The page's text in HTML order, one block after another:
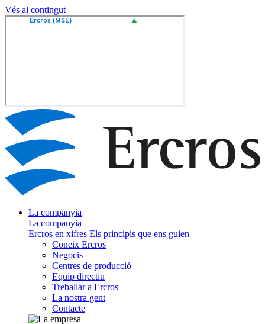
Vés al contingut
La companyia
La companyia
Ercros en xifres Els principis que ens guien
Coneix Ercros
Negocis
Centres de producció
Equip directiu
Treballar a Ercros
La nostra gent
Contacte